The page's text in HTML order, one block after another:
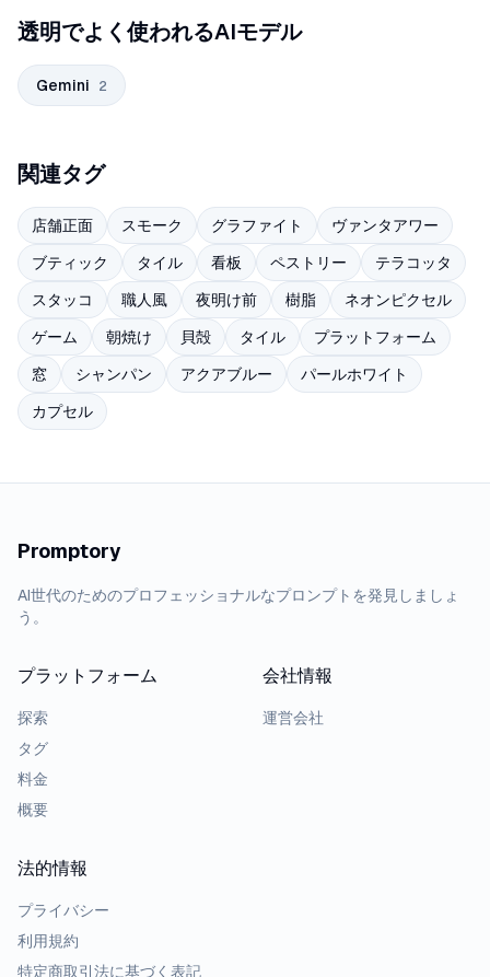
透明でよく使われるAIモデル
Gemini 2
関連タグ
店舗正面 スモーク グラファイト
ヴァンタアワー
ブティック
タイル 看板 ペストリー
テラコッタ
スタッコ
職人風 夜明け前 樹脂
ネオンピクセル
ゲーム
朝焼け 貝殻 タイル
プラットフォーム
窓
シャンパン アクアブルー
パールホワイト
カプセル
Promptory
AI世代のためのプロフェッショナルなプロンプトを発見しましょ
う。
プラットフォーム
探索
タグ
料金
概要
会社情報
運営会社
法的情報
プライバシー
利用規約
特定商取引法に基づく表記